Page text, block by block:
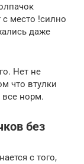
с место !силно
даже
Нет не
что втулки
норм.
без
с того,